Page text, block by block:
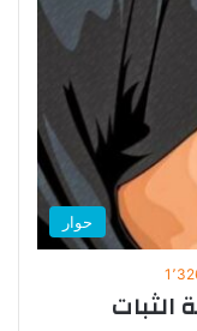
حوار